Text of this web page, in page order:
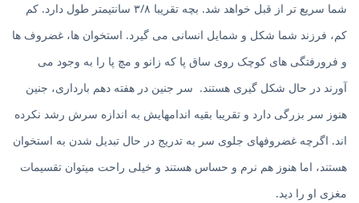
شما سریع تر از قبل خواهد شد. بچه تقریبا ۳/۸ سانتیمتر طول دارد. کم
کم، فرزند شما شکل و شمایل انسانی می گیرد. استخوان ها، غضروف ها
و فرورفتگی های کوچک روی ساق پا که زانو و مچ پا را به وجود می
آورند در حال شکل گیری هستند. سر جنین در هفته دهم بارداری، جنین
هنوز سر بزرگی دارد و تقریبا بقیه اندامهایش به اندازه سرش رشد نکرده
اند. اگرچه غضروفهای جلوی سر به تدریج در حال تبدیل شدن به استخوان
هستند، اما هنوز هم نرم و حساس هستند و خیلی راحت میتوان تقسیمات
مغزی او را دید.